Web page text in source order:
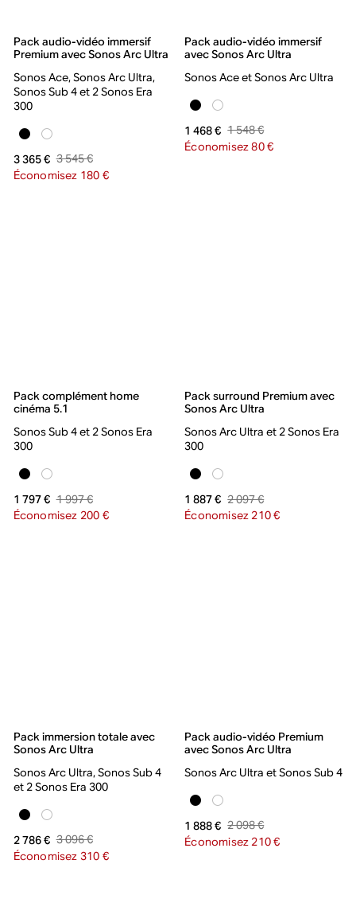
Pack audio-vidéo immersif
Premium avec Sonos Arc Ultra
Sonos Ace, Sonos Arc Ultra,
Sonos Sub 4 et 2 Sonos Era
300
3 365 € 3 545 €
Économisez 180 €
Pack audio-vidéo immersif
avec Sonos Arc Ultra
Sonos Ace et Sonos Arc Ultra
1 468 € 1 548 €
Économisez 80 €
Pack complément home
cinéma 5.1
Sonos Sub 4 et 2 Sonos Era
300
1 797 € 1 997 €
Économisez 200 €
Pack surround Premium avec
Sonos Arc Ultra
Sonos Arc Ultra et 2 Sonos Era
300
1 887 € 2 097 €
Économisez 210 €
Pack immersion totale avec
Sonos Arc Ultra
Sonos Arc Ultra, Sonos Sub 4
et 2 Sonos Era 300
2 786 € 3 096 €
Économisez 310 €
Pack audio-vidéo Premium
avec Sonos Arc Ultra
Sonos Arc Ultra et Sonos Sub 4
1 888 € 2 098 €
Économisez 210 €